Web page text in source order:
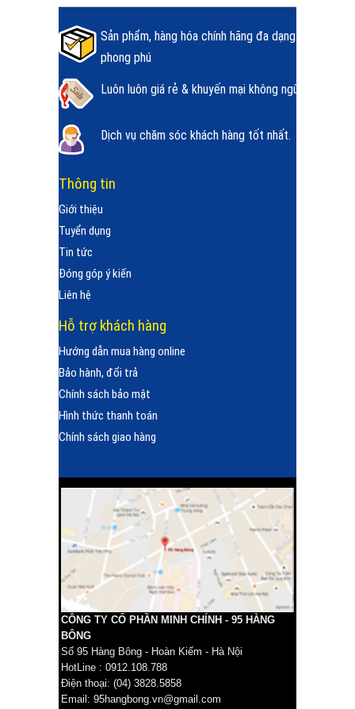
Sản phẩm, hàng hóa chính hãng đa dạng
phong phú
Luôn luôn giá rẻ & khuyến mại không ngừng.
Dịch vụ chăm sóc khách hàng tốt nhất.
Thông tin
Giới thiệu
Tuyển dụng
Tin tức
Đóng góp ý kiến
Liên hệ
Hỗ trợ khách hàng
Hướng dẫn mua hàng online
Bảo hành, đổi trả
Chính sách bảo mật
Hình thức thanh toán
Chính sách giao hàng
CÔNG TY CỔ PHẦN MINH CHÍNH - 95 HÀNG
BÔNG
Số 95 Hàng Bông - Hoàn Kiếm - Hà Nội
HotLine : 0912.108.788
Điện thoại: (04) 3828.5858
Email: 95hangbong.vn@gmail.com